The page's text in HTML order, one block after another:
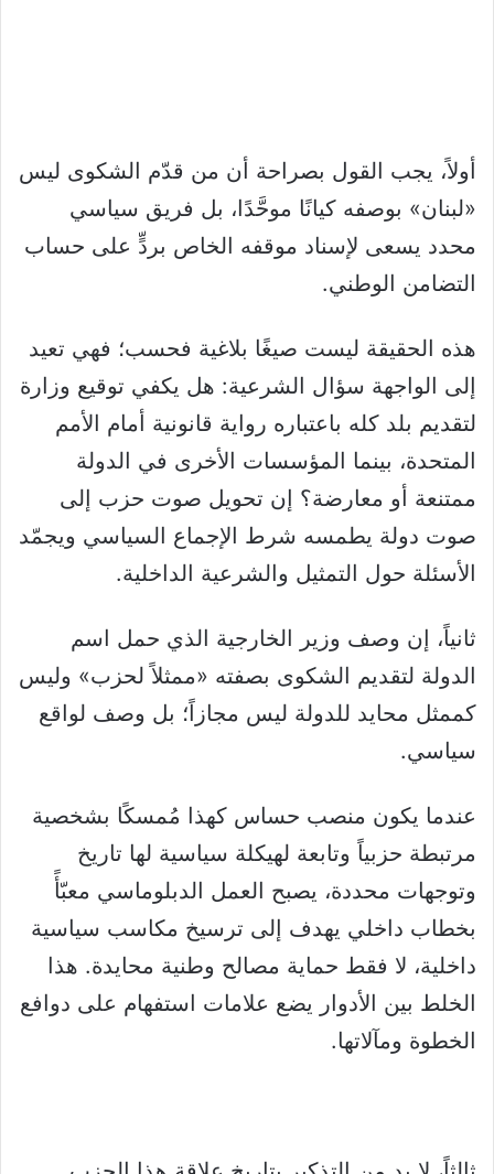
‏أولاً، يجب القول بصراحة أن من قدّم الشكوى ليس
«لبنان» بوصفه كيانًا موحَّدًا، بل فريق سياسي
محدد يسعى لإسناد موقفه الخاص بردٍّ على حساب
التضامن الوطني.
‏هذه الحقيقة ليست صيغًا بلاغية فحسب؛ فهي تعيد
إلى الواجهة سؤال الشرعية: هل يكفي توقيع وزارة
لتقديم بلد كله باعتباره رواية قانونية أمام الأمم
المتحدة، بينما المؤسسات الأخرى في الدولة
ممتنعة أو معارضة؟ إن تحويل صوت حزب إلى
صوت دولة يطمسه شرط الإجماع السياسي ويجمّد
الأسئلة حول التمثيل والشرعية الداخلية.
‏ثانياً، إن وصف وزير الخارجية الذي حمل اسم
الدولة لتقديم الشكوى بصفته «ممثلاً لحزب» وليس
كممثل محايد للدولة ليس مجازاً؛ بل وصف لواقع
سياسي.
‏عندما يكون منصب حساس كهذا مُمسكًا بشخصية
مرتبطة حزبياً وتابعة لهيكلة سياسية لها تاريخ
وتوجهات محددة، يصبح العمل الدبلوماسي معبّأً
بخطاب داخلي يهدف إلى ترسيخ مكاسب سياسية
داخلية، لا فقط حماية مصالح وطنية محايدة. هذا
الخلط بين الأدوار يضع علامات استفهام على دوافع
الخطوة ومآلاتها.